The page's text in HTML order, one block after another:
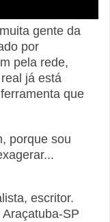
gente da
por
pela rede,
já está
que
porque sou
escritor.
SP